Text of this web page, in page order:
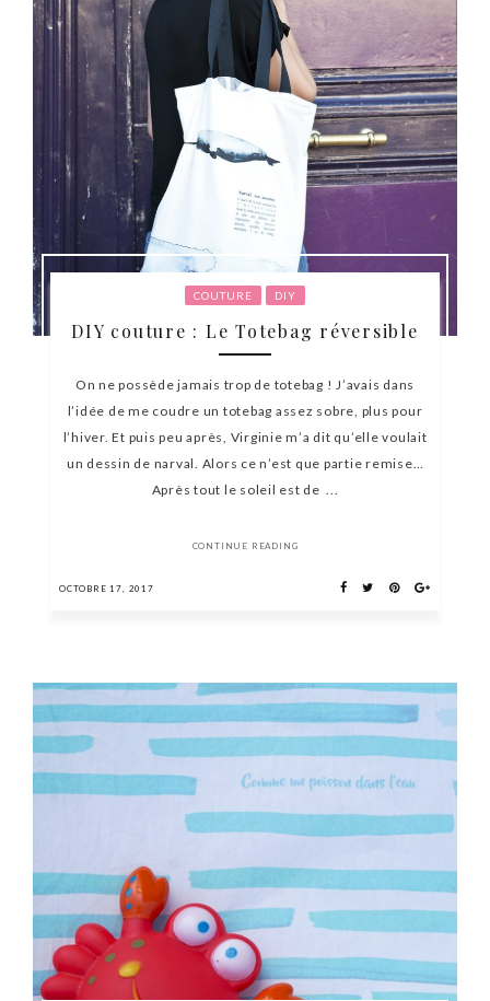
COUTURE DIY
DIY couture : Le Totebag réversible
On ne possède jamais trop de totebag ! J’avais dans
l’idée de me coudre un totebag assez sobre, plus pour
l’hiver. Et puis peu après, Virginie m’a dit qu’elle voulait
un dessin de narval. Alors ce n’est que partie remise…
Après tout le soleil est de ...
CONTINUE READING
OCTOBRE 17, 2017